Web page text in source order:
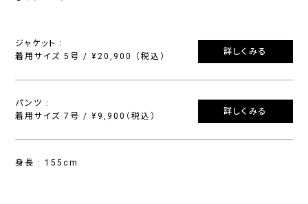
ジャケット :
着用サイズ 5号 / ¥20,900 （税込）
詳しくみる
パンツ :
着用サイズ 7号 / ¥9,900（税込）
詳しくみる
身長 : 155cm